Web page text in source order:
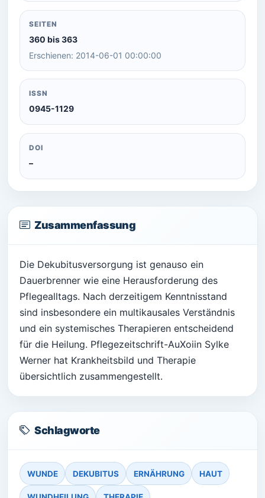
SEITEN
360 bis 363
Erschienen: 2014-06-01 00:00:00
ISSN
0945-1129
DOI
–
Zusammenfassung
Die Dekubitusversorgung ist genauso ein
Dauerbrenner wie eine Herausforderung des
Pflegealltags. Nach derzeitigem Kenntnisstand
sind insbesondere ein multikausales Verständnis
und ein systemisches Therapieren entscheidend
für die Heilung. Pflegezeitschrift-AuXoiin Sylke
Werner hat Krankheitsbild und Therapie
übersichtlich zusammengestellt.
Schlagworte
WUNDE DEKUBITUS ERNÄHRUNG HAUT